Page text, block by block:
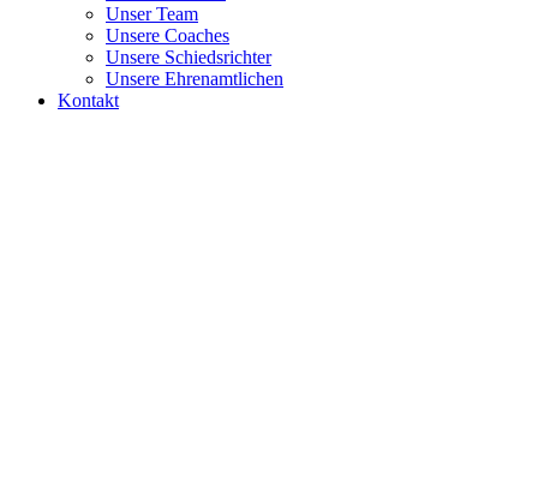
Unser Team
Unsere Coaches
Unsere Schiedsrichter
Unsere Ehrenamtlichen
Kontakt